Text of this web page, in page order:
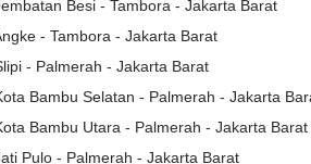
Besi - Tambora - Jakarta Barat
- Tambora - Jakarta Barat
- Palmerah - Jakarta Barat
Bambu Selatan - Palmerah - Jakarta
Bambu Utara - Palmerah - Jakarta Barat
Pulo - Palmerah - Jakarta Barat